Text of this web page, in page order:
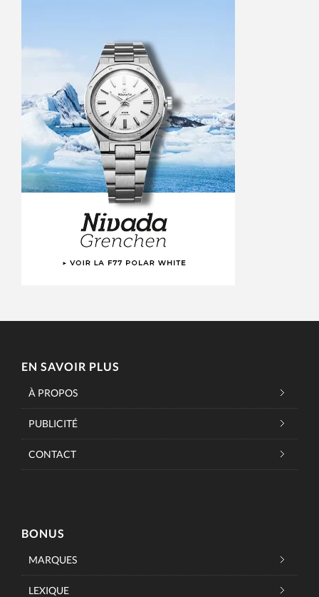
EN SAVOIR PLUS
À PROPOS
PUBLICITÉ
CONTACT
BONUS
MARQUES
LEXIQUE